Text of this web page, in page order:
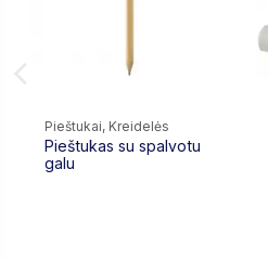
Pieštukai, Kreidelės
Pieštukas su spalvotu
galu